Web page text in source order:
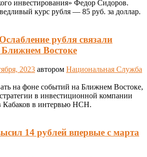
инвестирования» Федор Сидоров.
курс рубля — 85 руб. за доллар.
рубля связали
Востоке
2023 автором Национальная Служба
на фоне событий на Ближнем Востоке,
в инвестиционной компании
в интервью НСН.
14 рублей впервые с марта